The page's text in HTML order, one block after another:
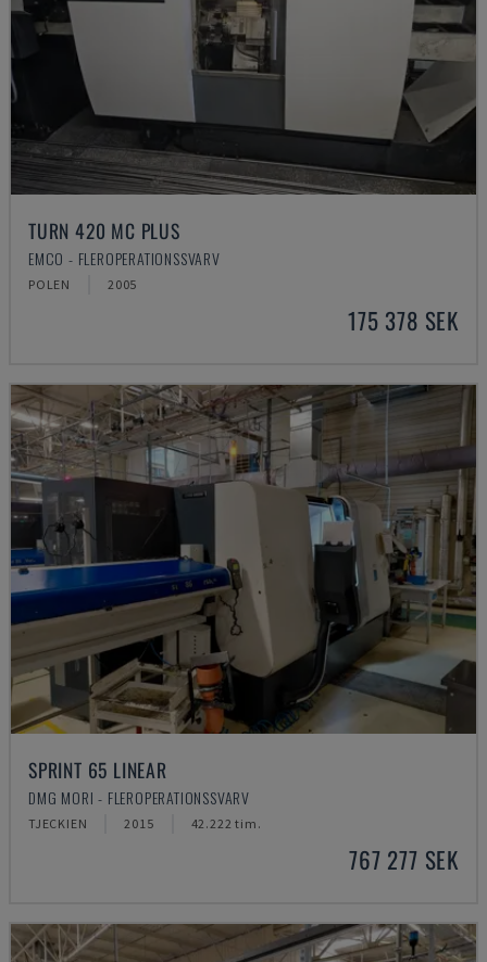
TURN 420 MC PLUS
EMCO - FLEROPERATIONSSVARV
POLEN 2005
175 378 SEK
SPRINT 65 LINEAR
DMG MORI - FLEROPERATIONSSVARV
TJECKIEN 2015 42.222 tim.
767 277 SEK